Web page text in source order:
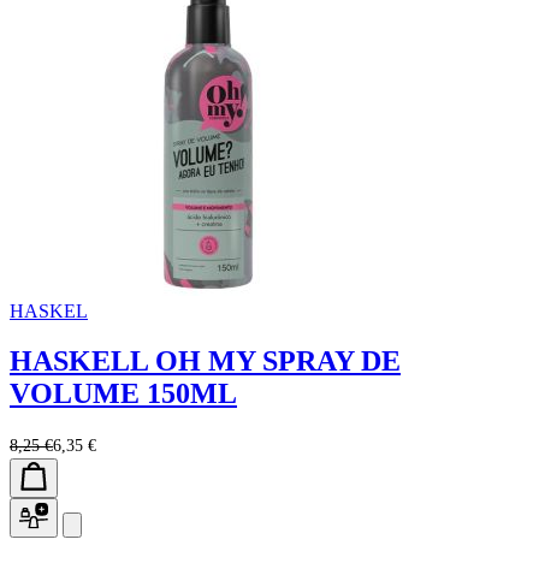
HASKEL
HASKELL OH MY SPRAY DE
VOLUME 150ML
8,25 €6,35 €